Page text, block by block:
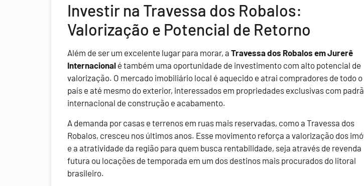
Investir na Travessa dos Robalos:
Valorização e Potencial de Retorno
Além de ser um excelente lugar para morar, a Travessa dos Robalos em Jurerê
Internacional é também uma oportunidade de investimento com alto potencial de
valorização. O mercado imobiliário local é aquecido e atrai compradores de todo o
país e até mesmo do exterior, interessados em propriedades exclusivas com
internacional de construção e acabamento.
A demanda por casas e terrenos em ruas mais reservadas, como a Travessa dos
Robalos, cresceu nos últimos anos. Esse movimento reforça a valorização dos
e a atratividade da região para quem busca rentabilidade, seja através de revenda
futura ou locações de temporada em um dos destinos mais procurados do litoral
brasileiro.